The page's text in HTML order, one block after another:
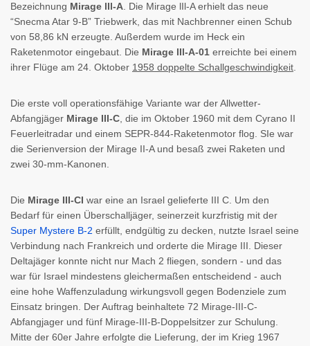
Bezeichnung Mirage lIl-A . Die Mirage lIl-A erhielt das neue
“Snecma Atar 9-B” Triebwerk, das mit Nachbrenner einen Schub
von 58,86 kN erzeugte. Außerdem wurde im Heck ein
Raketenmotor eingebaut. Die Mirage lIl-A-01 erreichte bei einem
ihrer Flüge am 24. Oktober 1958 doppelte Schallgeschwindigkeit
Die erste voll operationsfähige Variante war der Allwetter-
Abfangjäger Mirage III-C , die im Oktober 1960 mit dem Cyrano II
Feuerleitradar und einem SEPR-844-Raketenmotor flog. SIe war
die Serienversion der Mirage II-A und besaß zwei Raketen und
zwei 30-mm-Kanonen.
Die Mirage III-CI war eine an Israel gelieferte III C. Um den
Bedarf für einen Überschalljäger, seinerzeit kurzfristig mit der
Super Mystere B-2 erfüllt, endgültig zu decken, nutzte Israel seine
Verbindung nach Frankreich und orderte die Mirage III. Dieser
Deltajäger konnte nicht nur Mach 2 fliegen, sondern - und das
war für Israel mindestens gleichermaßen entscheidend - auch
eine hohe Waffenzuladung wirkungsvoll gegen Bodenziele zum
Einsatz bringen. Der Auftrag beinhaltete 72 Mirage-III-C-
Abfangjager und fünf Mirage-III-B-Doppelsitzer zur Schulung.
Mitte der 60er Jahre erfolgte die Lieferung, der im Krieg 1967